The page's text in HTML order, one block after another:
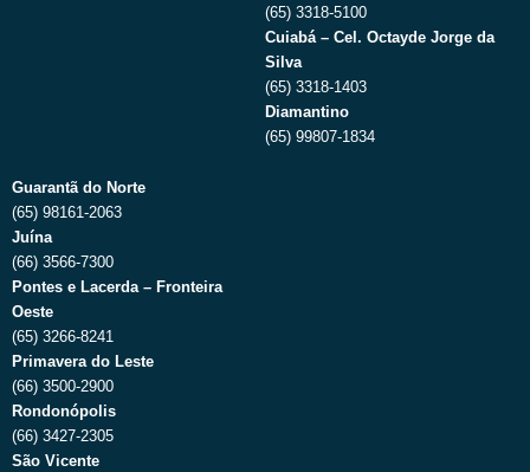
(65) 3318-5100
Cuiabá – Cel. Octayde Jorge da
Silva
(65) 3318-1403
Diamantino
(65) 99807-1834
Guarantã do Norte
(65) 98161-2063
Juína
(66) 3566-7300
Pontes e Lacerda – Fronteira
Oeste
(65) 3266-8241
Primavera do Leste
(66) 3500-2900
Rondonópolis
(66) 3427-2305
São Vicente